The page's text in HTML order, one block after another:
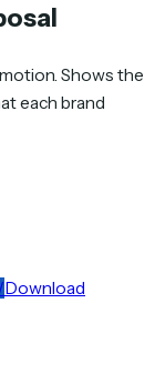
Shows the
each brand
Download